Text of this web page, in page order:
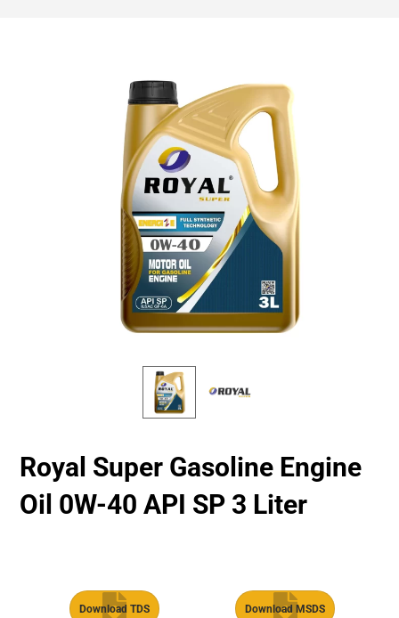
Royal Super Gasoline Engine
Oil 0W-40 API SP 3 Liter
Download TDS Download MSDS